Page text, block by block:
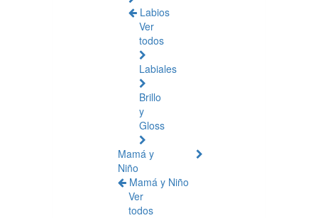
Labios
Ver
todos
Labiales
Brillo
y
Gloss
Mamá y
Niño
Mamá y Niño
Ver
todos